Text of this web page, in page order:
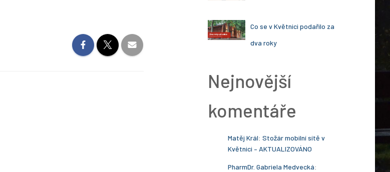
Co se v Květnici podařilo za
dva roky
Nejnovější
komentáře
Matěj Král: Stožár mobilní sítě v
Květnici – AKTUALIZOVÁNO
PharmDr. Gabriela Medvecká: